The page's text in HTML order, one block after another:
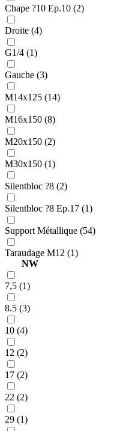
Chape ?10 Ep.10 (2)
Droite (4)
G1/4 (1)
Gauche (3)
M14x125 (14)
M16x150 (8)
M20x150 (2)
M30x150 (1)
Silentbloc ?8 (2)
Silentbloc ?8 Ep.17 (1)
Support Métallique (54)
Taraudage M12 (1)
NW
7,5 (1)
8.5 (3)
10 (4)
12 (2)
17 (2)
22 (2)
29 (1)